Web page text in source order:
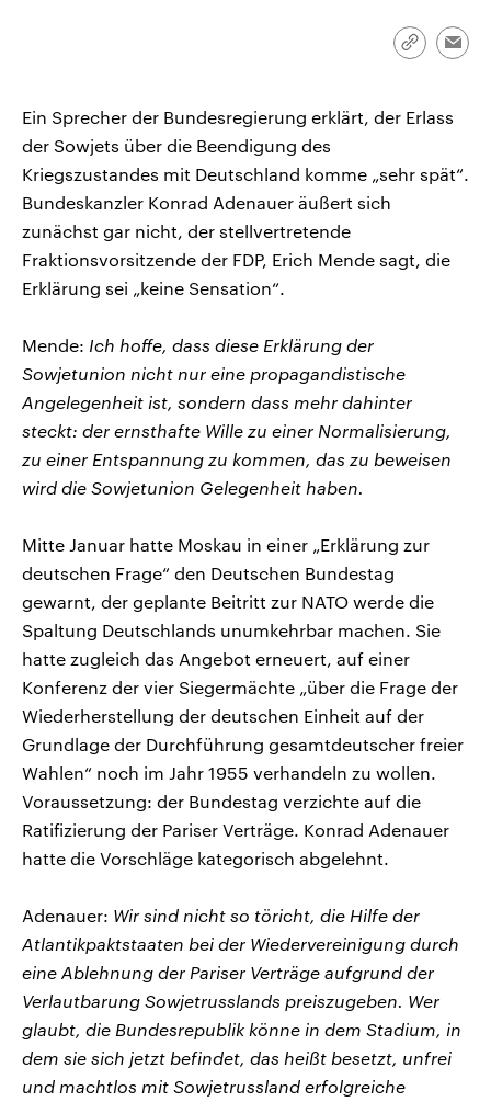
Link
Ein Sprecher der Bundesregierung erklärt, der Erlass
der Sowjets über die Beendigung des
Kriegszustandes mit Deutschland komme „sehr spät“.
Bundeskanzler Konrad Adenauer äußert sich
zunächst gar nicht, der stellvertretende
Fraktionsvorsitzende der FDP, Erich Mende sagt, die
Erklärung sei „keine Sensation“.
Mende: Ich hoffe, dass diese Erklärung der
Sowjetunion nicht nur eine propagandistische
Angelegenheit ist, sondern dass mehr dahinter
steckt: der ernsthafte Wille zu einer Normalisierung,
zu einer Entspannung zu kommen, das zu beweisen
wird die Sowjetunion Gelegenheit haben.
Mitte Januar hatte Moskau in einer „Erklärung zur
deutschen Frage“ den Deutschen Bundestag
gewarnt, der geplante Beitritt zur NATO werde die
Spaltung Deutschlands unumkehrbar machen. Sie
hatte zugleich das Angebot erneuert, auf einer
Konferenz der vier Siegermächte „über die Frage der
Wiederherstellung der deutschen Einheit auf der
Grundlage der Durchführung gesamtdeutscher freier
Wahlen“ noch im Jahr 1955 verhandeln zu wollen.
Voraussetzung: der Bundestag verzichte auf die
Ratifizierung der Pariser Verträge. Konrad Adenauer
hatte die Vorschläge kategorisch abgelehnt.
Adenauer: Wir sind nicht so töricht, die Hilfe der
Atlantikpaktstaaten bei der Wiedervereinigung durch
eine Ablehnung der Pariser Verträge aufgrund der
Verlautbarung Sowjetrusslands preiszugeben. Wer
glaubt, die Bundesrepublik könne in dem Stadium, in
dem sie sich jetzt befindet, das heißt besetzt, unfrei
und machtlos mit Sowjetrussland erfolgreiche